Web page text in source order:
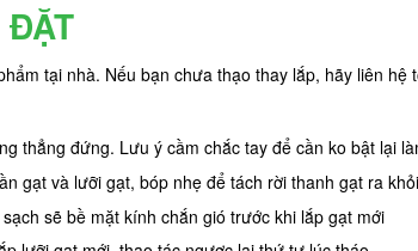
tại nhà. Nếu bạn chưa thạo thay lắp, hãy liên hệ
thẳng đứng. Lưu ý cầm chắc tay để cần ko bật lại
gạt và lưỡi gạt, bóp nhẹ để tách rời thanh gạt ra
sẽ bề mặt kính chắn gió trước khi lắp gạt mới